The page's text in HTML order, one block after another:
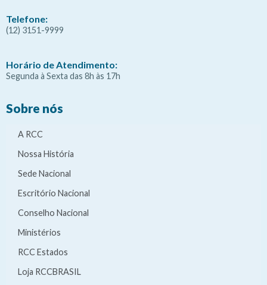
Telefone:
(12) 3151-9999
Horário de Atendimento:
Segunda à Sexta das 8h às 17h
Sobre nós
A RCC
Nossa História
Sede Nacional
Escritório Nacional
Conselho Nacional
Ministérios
RCC Estados
Loja RCCBRASIL